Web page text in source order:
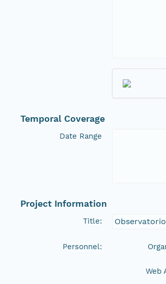
Temporal Coverage
Date Range
Project Information
Title:
Personnel:
Web